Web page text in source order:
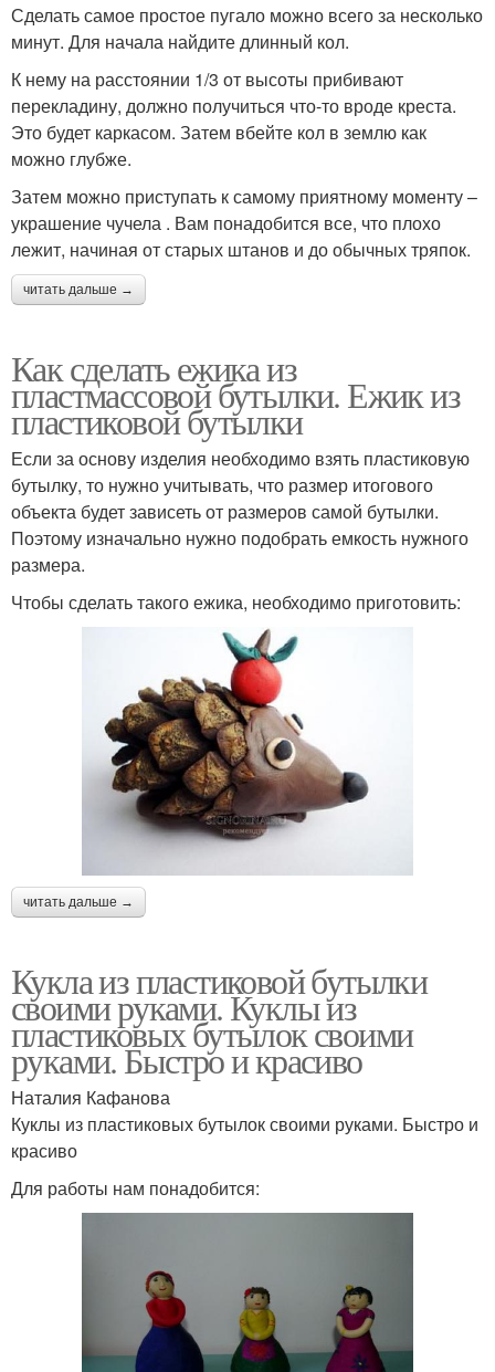
Сделать самое простое пугало можно всего за несколько
минут. Для начала найдите длинный кол.
К нему на расстоянии 1/3 от высоты прибивают
перекладину, должно получиться что-то вроде креста.
Это будет каркасом. Затем вбейте кол в землю как
можно глубже.
Затем можно приступать к самому приятному моменту –
украшение чучела . Вам понадобится все, что плохо
лежит, начиная от старых штанов и до обычных тряпок.
читать дальше →
Как сделать ежика из
пластмассовой бутылки. Ежик из
пластиковой бутылки
Если за основу изделия необходимо взять пластиковую
бутылку, то нужно учитывать, что размер итогового
объекта будет зависеть от размеров самой бутылки.
Поэтому изначально нужно подобрать емкость нужного
размера.
Чтобы сделать такого ежика, необходимо приготовить:
читать дальше →
Кукла из пластиковой бутылки
своими руками. Куклы из
пластиковых бутылок своими
руками. Быстро и красиво
Наталия Кафанова
Куклы из пластиковых бутылок своими руками. Быстро и
красиво
Для работы нам понадобится: